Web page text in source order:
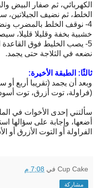
الكهربائي، ثم صفار البيض
الخلط، ثم نضيف الجيلاتين،
4- نوقف الخلط بالمضرب
خشبية بخفة وقليلا قليلا،
5- يصب الخليط فوق القاعدة
نضعه في الثلاجة حتى يجمد.
ثالثًا: الطبقة الأخيرة:
وبعد أن يجمد (تقريبا أربع
(فراولة، توت أزرق، توت
سألتني إحدى الأخوات في
أضعها، وإجابة على سؤالها
الفراولة أو التوت الأزرق أو
Cup Cake في 7:08 م
مشاركة